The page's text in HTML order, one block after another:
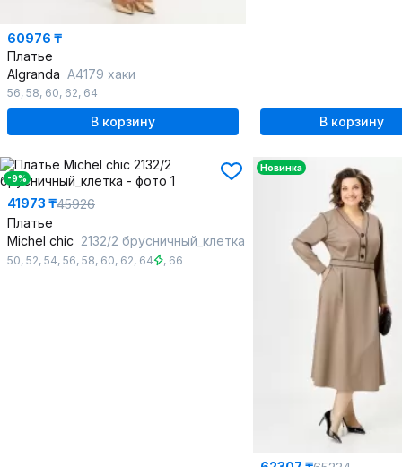
60976 ₸
Платье
Algranda А4179 хаки
56, 58, 60, 62, 64
В корзину В корзину
-9%
41973 ₸45926
Платье
Michel chic 2132/2 брусничный_клетка
50, 52, 54, 56, 58, 60, 62, 64 , 66
Новинка